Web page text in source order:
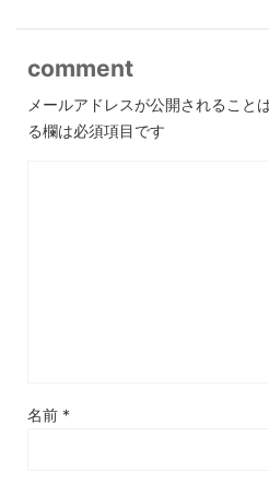
comment
メールアドレスが公開されること
る欄は必須項目です
名前 *